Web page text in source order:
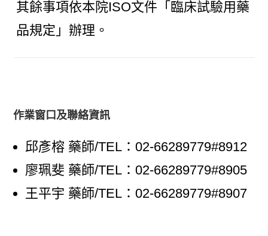
其餘事項依本院ISO文件「臨床試驗用藥
品規定」辦理。
作業窗口及聯絡資訊
邱彥榕 藥師/TEL：02-66289779#8912
廖珮斐 藥師/TEL：02-66289779#8905
王平宇 藥師/TEL：02-66289779#8907